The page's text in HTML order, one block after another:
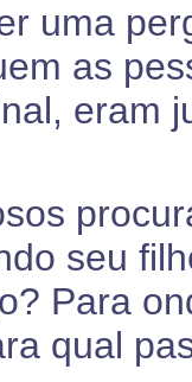
uma
as
eram
seu
Para
qual